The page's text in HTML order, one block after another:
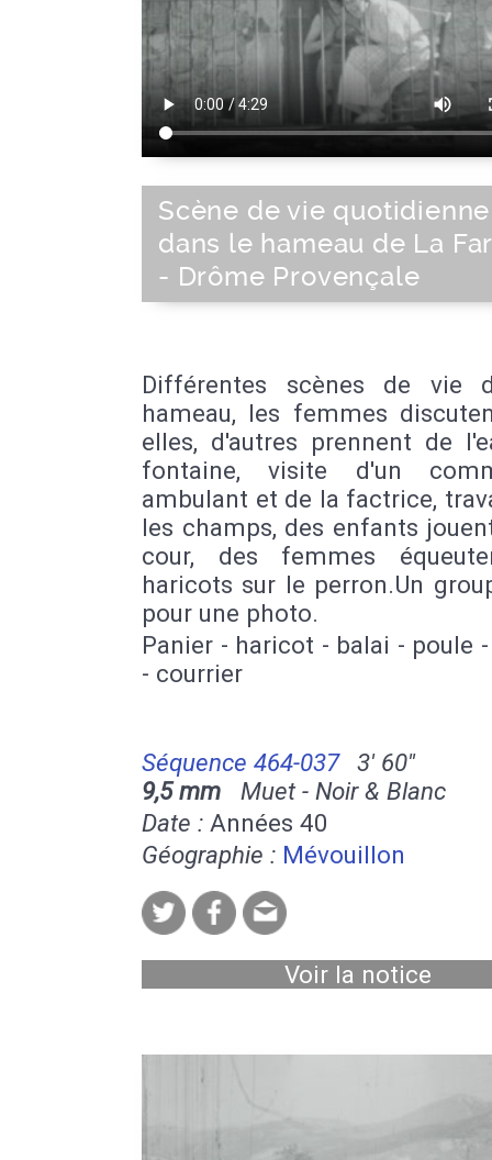
Scène de vie quotidienne
dans le hameau de La
- Drôme Provençale
Différentes scènes de vie
hameau, les femmes
elles, d'autres prennent de
fontaine, visite d'un
ambulant et de la factrice,
les champs, des enfants
cour, des femmes
haricots sur le perron.Un
pour une photo.
Panier - haricot - balai - poule
- courrier
Séquence 464-037
3' 60''
9,5 mm Muet - Noir & Blanc
Date : Années 40
Géographie : Mévouillon
Voir la notice